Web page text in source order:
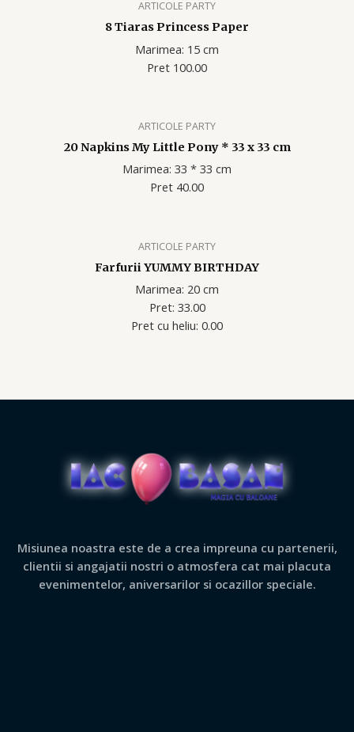
ARTICOLE PARTY
8 Tiaras Princess Paper
Marimea: 15 cm
Pret 100.00
ARTICOLE PARTY
20 Napkins My Little Pony * 33 x 33 cm
Marimea: 33 * 33 cm
Pret 40.00
ARTICOLE PARTY
Farfurii YUMMY BIRTHDAY
Marimea: 20 cm
Pret: 33.00
Pret cu heliu: 0.00
Misiunea noastra este de a crea impreuna cu partenerii,
clientii si angajatii nostri o atmosfera cat mai placuta
evenimentelor, aniversarilor si ocazillor speciale.